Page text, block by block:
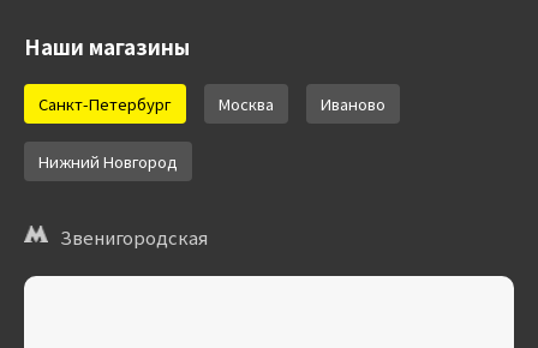
Наши магазины
Санкт-Петербург Москва Иваново
Нижний Новгород
Звенигородская